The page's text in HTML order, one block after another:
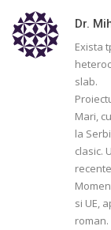
Dr.
Exista
slab.
Mari,
la
clasic.
si UE,